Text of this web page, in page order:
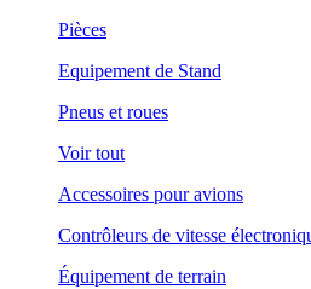
Pièces
Equipement de Stand
Pneus et roues
Voir tout
Accessoires pour avions
Contrôleurs de vitesse
Équipement de terrain